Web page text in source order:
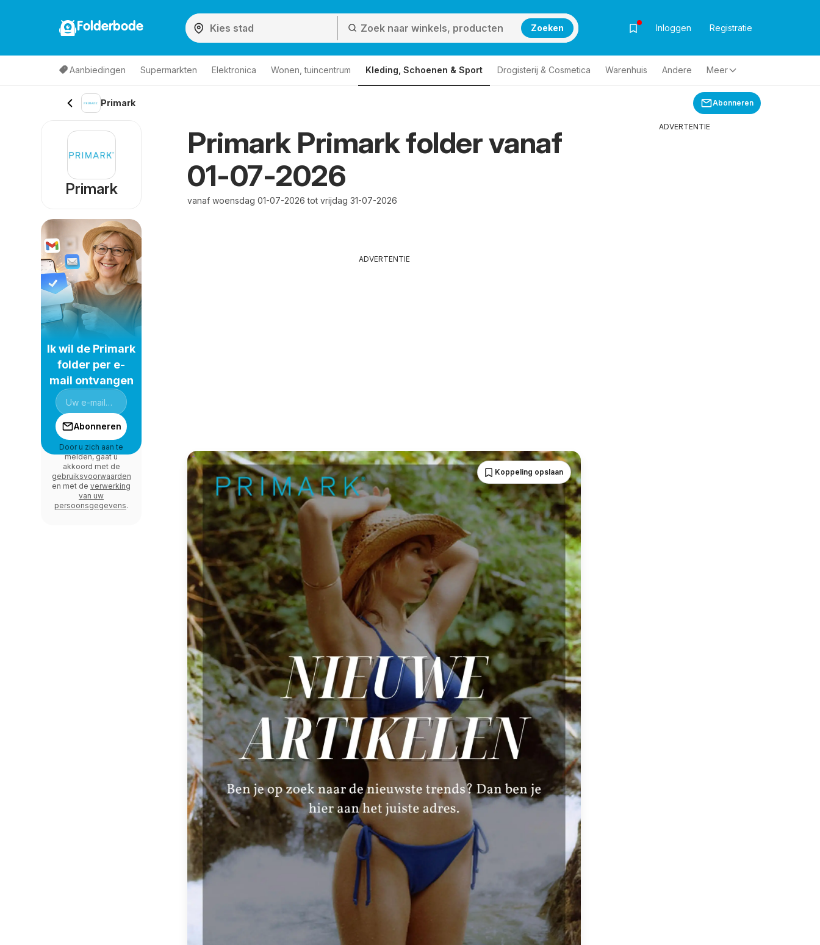
Folderbode Zoeken Inloggen Registratie
Aanbiedingen Supermarkten Elektronica Wonen, tuincentrum Kleding, Schoenen & Sport Drogisterij & Cosmetica Warenhuis Andere Meer
Primark Abonneren
Primark Primark folder vanaf
01-07-2026
vanaf woensdag 01-07-2026 tot vrijdag 31-07-2026
ADVERTENTIE
Koppeling opslaan
Primark
Ik wil de Primark
folder per e-
mail ontvangen
Abonneren
Door u zich aan te
melden, gaat u
akkoord met de
gebruiksvoorwaarden
en met de verwerking
van uw
persoonsgegevens.
ADVERTENTIE